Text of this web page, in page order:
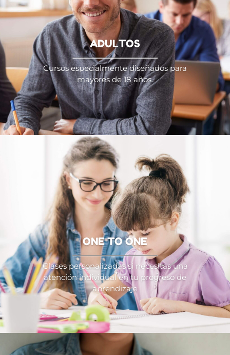
ADULTOS
Cursos especialmente diseñados para
mayores de 18 años.
ONE TO ONE
Clases personalizadas si necesitas una
atención individual en tu progreso de
aprendizaje